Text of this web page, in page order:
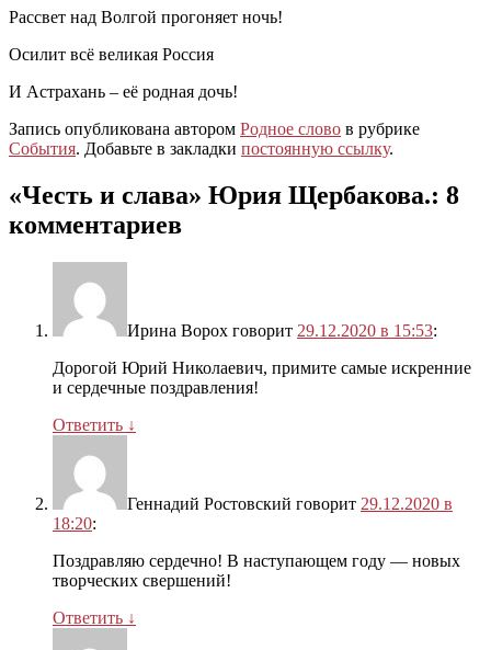
Рассвет над Волгой прогоняет ночь!
Осилит всё великая Россия
И Астрахань – её родная дочь!
Запись опубликована автором Родное слово в рубрике
События. Добавьте в закладки постоянную ссылку.
«Честь и слава» Юрия Щербакова.: 8
комментариев
Ирина Ворох говорит 29.12.2020 в 15:53:
Дорогой Юрий Николаевич, примите самые искренние
и сердечные поздравления!
Ответить ↓
Геннадий Ростовский говорит 29.12.2020 в
18:20:
Поздравляю сердечно! В наступающем году — новых
творческих свершений!
Ответить ↓